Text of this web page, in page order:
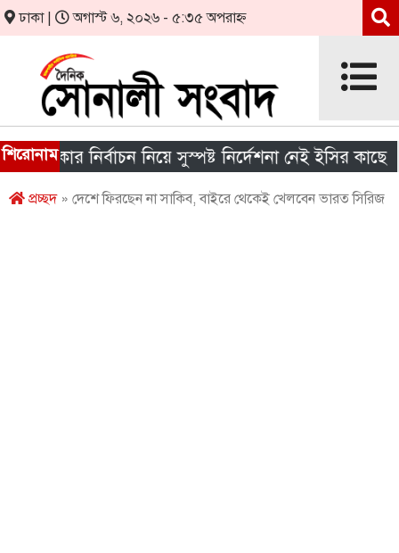
ঢাকা | অগাস্ট ৬, ২০২৬ - ৫:৩৫ অপরাহ্ন
শিরোনামনির্বাচন নিয়ে সুস্পষ্ট নির্দেশনা নেই ইসির কাছে
প্রচ্ছদ» দেশে ফিরছেন না সাকিব, বাইরে থেকেই খেলবেন ভারত সিরিজ